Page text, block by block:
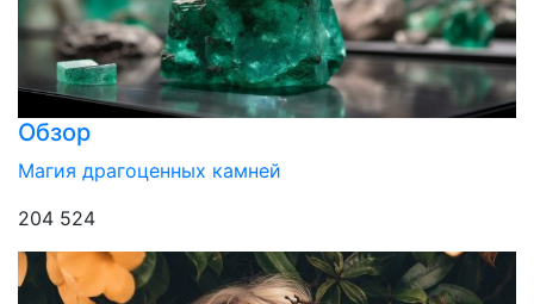
Обзор
Магия драгоценных камней
204 524